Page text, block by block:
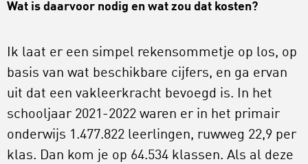
Wat is daarvoor nodig en wat zou dat kosten?
Ik laat er een simpel rekensommetje op los, op
basis van wat beschikbare cijfers, en ga ervan
uit dat een vakleerkracht bevoegd is. In het
schooljaar 2021-2022 waren er in het primair
onderwijs 1.477.822 leerlingen, ruwweg 22,9 per
klas. Dan kom je op 64.534 klassen. Als al deze